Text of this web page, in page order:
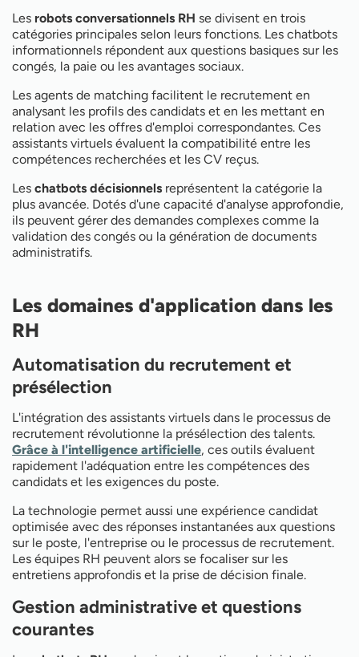
Les robots conversationnels RH se divisent en trois
catégories principales selon leurs fonctions. Les chatbots
informationnels répondent aux questions basiques sur les
congés, la paie ou les avantages sociaux.
Les agents de matching facilitent le recrutement en
analysant les profils des candidats et en les mettant en
relation avec les offres d'emploi correspondantes. Ces
assistants virtuels évaluent la compatibilité entre les
compétences recherchées et les CV reçus.
Les chatbots décisionnels représentent la catégorie la
plus avancée. Dotés d'une capacité d'analyse approfondie,
ils peuvent gérer des demandes complexes comme la
validation des congés ou la génération de documents
administratifs.
Les domaines d'application dans les
RH
Automatisation du recrutement et
présélection
L'intégration des assistants virtuels dans le processus de
recrutement révolutionne la présélection des talents.
Grâce à l'intelligence artificielle, ces outils évaluent
rapidement l'adéquation entre les compétences des
candidats et les exigences du poste.
La technologie permet aussi une expérience candidat
optimisée avec des réponses instantanées aux questions
sur le poste, l'entreprise ou le processus de recrutement.
Les équipes RH peuvent alors se focaliser sur les
entretiens approfondis et la prise de décision finale.
Gestion administrative et questions
courantes